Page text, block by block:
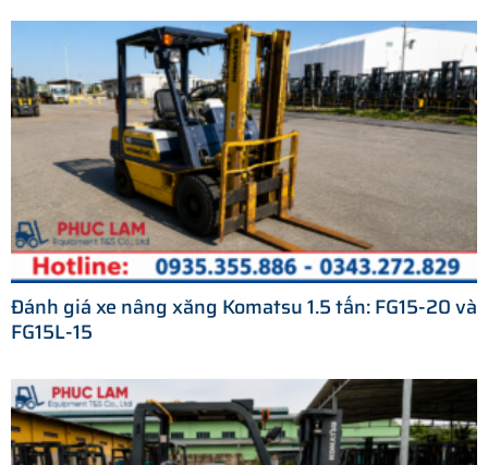
Đánh giá xe nâng xăng Komatsu 1.5 tấn: FG15-20 và
FG15L-15